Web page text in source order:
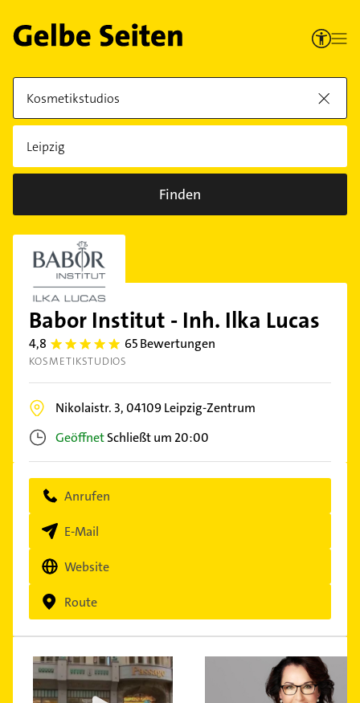
Finden
Babor Institut - Inh. Ilka Lucas
4,8 4.8 65 Bewertungen
KOSMETIKSTUDIOS
Nikolaistr. 3,04109Leipzig-Zentrum
GeöffnetSchließt um 20:00
Anrufen
E-Mail
Website
Route